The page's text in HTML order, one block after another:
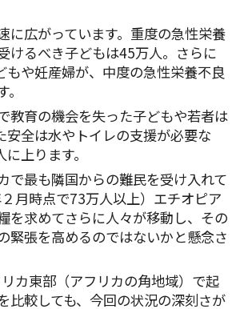
に広がっています。重度の急性栄養
けるべき子どもは45万人。さらに
もや妊産婦が、中度の急性栄養不良
教育の機会を失った子どもや若者は
安全は水やトイレの支援が必要な
上ります。
で最も隣国からの難民を受け入れて
月時点で73万人以上）エチオピア
を求めてさらに人々が移動し、その
緊張を高めるのではないかと懸念さ
カ東部（アフリカの角地域）で起
比較しても、今回の状況の深刻さが